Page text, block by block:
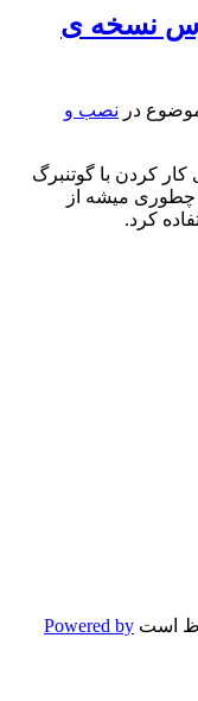
نسخه ی
در نصب و
کردن با گوتنبرگ
چطوری میشه از
کرد.
است Powered by